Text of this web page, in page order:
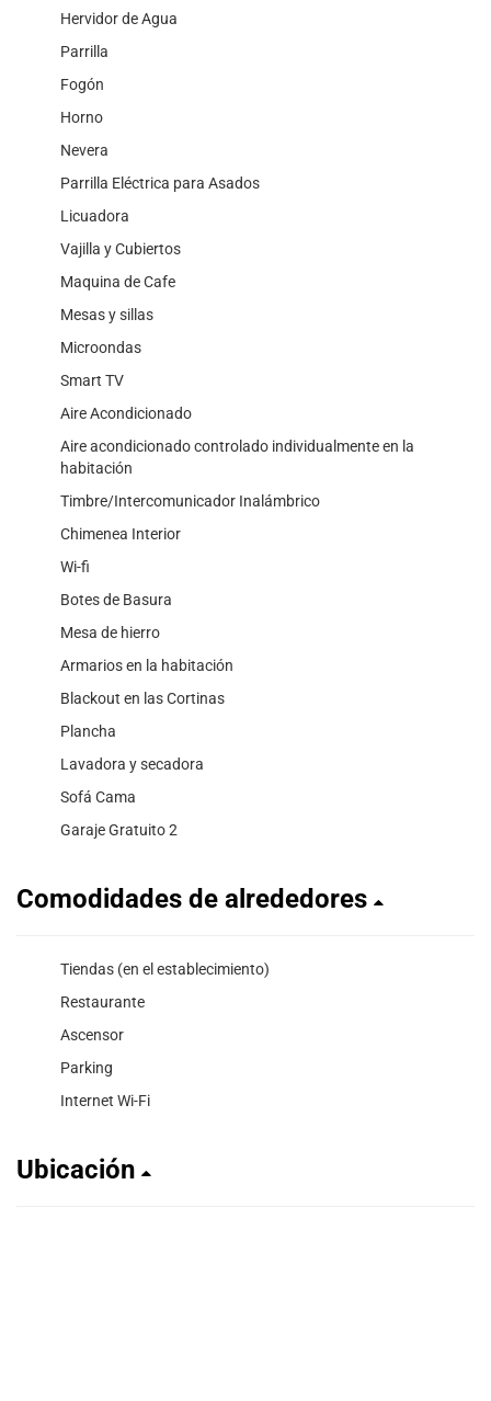
Hervidor de Agua
Parrilla
Fogón
Horno
Nevera
Parrilla Eléctrica para Asados
Licuadora
Vajilla y Cubiertos
Maquina de Cafe
Mesas y sillas
Microondas
Smart TV
Aire Acondicionado
Aire acondicionado controlado individualmente en la
habitación
Timbre/Intercomunicador Inalámbrico
Chimenea Interior
Wi-fi
Botes de Basura
Mesa de hierro
Armarios en la habitación
Blackout en las Cortinas
Plancha
Lavadora y secadora
Sofá Cama
Garaje Gratuito 2
Comodidades de alrededores
Tiendas (en el establecimiento)
Restaurante
Ascensor
Parking
Internet Wi-Fi
Ubicación